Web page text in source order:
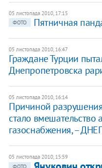
05 листопада 2010, 17:15
ФОТО
Пятничная
05 листопада 2010, 16:47
Граждане Турции
Днепропетровска
05 листопада 2010, 16:14
Причиной
стало вмешательство
газоснабжения, –
05 листопада 2010, 15:59
ФОТО